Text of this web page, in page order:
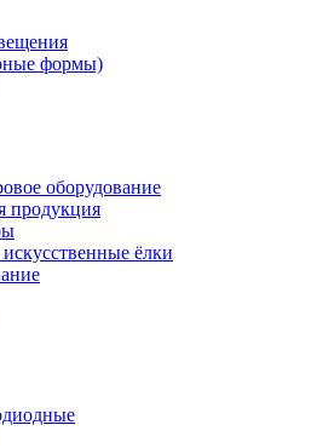
формы)
оборудование
продукция
ёлки